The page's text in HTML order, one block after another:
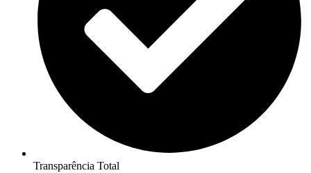
Transparência Total